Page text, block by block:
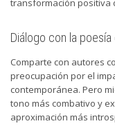
transformación positiva
Diálogo con la
Comparte con autores
preocupación por el
contemporánea. Pero
tono más combativo y
aproximación más